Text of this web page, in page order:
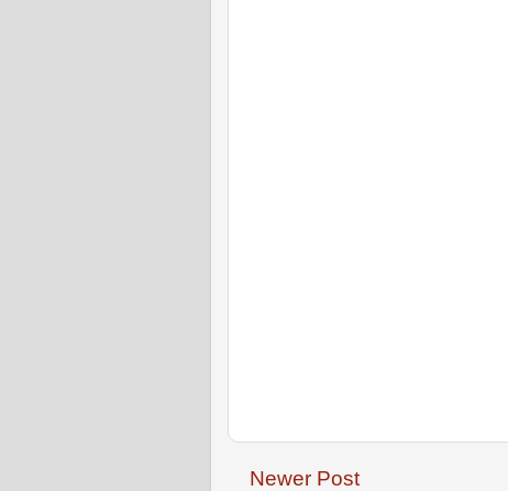
Newer Post